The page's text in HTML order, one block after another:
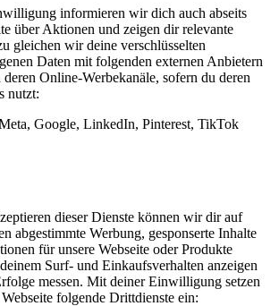
informieren wir dich auch abseits
über Aktionen und zeigen dir relevante
gleichen wir deine verschlüsselten
Daten mit folgenden externen Anbietern
deren Online-Werbekanäle, sofern du deren
nutzt:
Google, LinkedIn, Pinterest, TikTok
dieser Dienste können wir dir auf
abgestimmte Werbung, gesponserte Inhalte
für unsere Webseite oder Produkte
Surf- und Einkaufsverhalten anzeigen
messen. Mit deiner Einwilligung setzen
folgende Drittdienste ein: